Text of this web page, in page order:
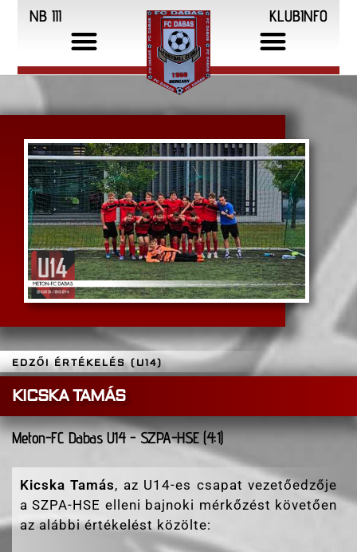
NB III KLUBINFO
EDZŐI ÉRTÉKELÉS (U14)
KICSKA TAMÁS
Meton-FC Dabas U14 - SZPA-HSE (4:1)
Kicska Tamás, az U14-es csapat vezetőedzője
a SZPA-HSE elleni bajnoki mérkőzést követően
az alábbi értékelést közölte: